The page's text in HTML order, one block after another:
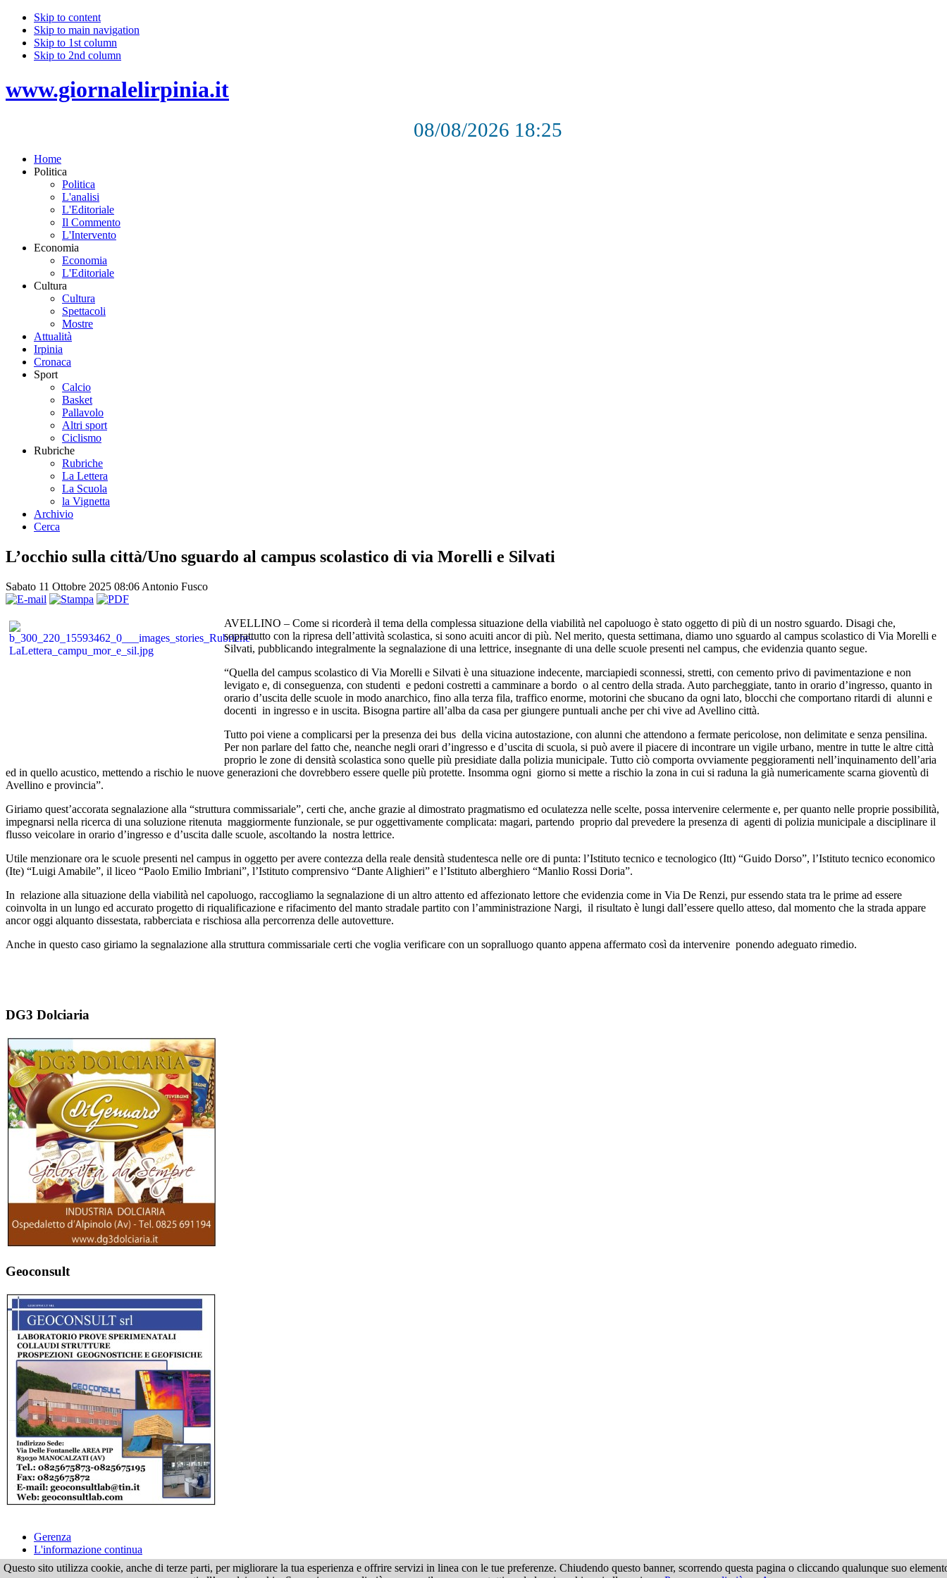
Skip to content
Skip to main navigation
Skip to 1st column
Skip to 2nd column
www.giornalelirpinia.it
08/08/2026 18:25
Home
Politica
Politica
L'analisi
L'Editoriale
Il Commento
L'Intervento
Economia
Economia
L'Editoriale
Cultura
Cultura
Spettacoli
Mostre
Attualità
Irpinia
Cronaca
Sport
Calcio
Basket
Pallavolo
Altri sport
Ciclismo
Rubriche
Rubriche
La Lettera
La Scuola
la Vignetta
Archivio
Cerca
L’occhio sulla città/Uno sguardo al campus scolastico di via Morelli e Silvati
Sabato 11 Ottobre 2025 08:06 Antonio Fusco
AVELLINO – Come si ricorderà il tema della complessa situazione della viabilità nel capoluogo è stato oggetto di più di un nostro sguardo. Disagi che,
soprattutto con la ripresa dell’attività scolastica, si sono acuiti ancor di più. Nel merito, questa settimana, diamo uno sguardo al campus scolastico di Via Morelli e
Silvati, pubblicando integralmente la segnalazione di una lettrice, insegnante di una delle scuole presenti nel campus, che evidenzia quanto segue.
“Quella del campus scolastico di Via Morelli e Silvati è una situazione indecente, marciapiedi sconnessi, stretti, con cemento privo di pavimentazione e non
levigato e, di conseguenza, con studenti e pedoni costretti a camminare a bordo o al centro della strada. Auto parcheggiate, tanto in orario d’ingresso, quanto in
orario d’uscita delle scuole in modo anarchico, fino alla terza fila, traffico enorme, motorini che sbucano da ogni lato, blocchi che comportano ritardi di alunni e
docenti in ingresso e in uscita. Bisogna partire all’alba da casa per giungere puntuali anche per chi vive ad Avellino città.
Tutto poi viene a complicarsi per la presenza dei bus della vicina autostazione, con alunni che attendono a fermate pericolose, non delimitate e senza pensilina.
Per non parlare del fatto che, neanche negli orari d’ingresso e d’uscita di scuola, si può avere il piacere di incontrare un vigile urbano, mentre in tutte le altre città
proprio le zone di densità scolastica sono quelle più presidiate dalla polizia municipale. Tutto ciò comporta ovviamente peggioramenti nell’inquinamento dell’aria
ed in quello acustico, mettendo a rischio le nuove generazioni che dovrebbero essere quelle più protette. Insomma ogni giorno si mette a rischio la zona in cui si raduna la già numericamente scarna gioventù di
Avellino e provincia”.
Giriamo quest’accorata segnalazione alla “struttura commissariale”, certi che, anche grazie al dimostrato pragmatismo ed oculatezza nelle scelte, possa intervenire celermente e, per quanto nelle proprie possibilità,
impegnarsi nella ricerca di una soluzione ritenuta maggiormente funzionale, se pur oggettivamente complicata: magari, partendo proprio dal prevedere la presenza di agenti di polizia municipale a disciplinare il
flusso veicolare in orario d’ingresso e d’uscita dalle scuole, ascoltando la nostra lettrice.
Utile menzionare ora le scuole presenti nel campus in oggetto per avere contezza della reale densità studentesca nelle ore di punta: l’Istituto tecnico e tecnologico (Itt) “Guido Dorso”, l’Istituto tecnico economico
(Ite) “Luigi Amabile”, il liceo “Paolo Emilio Imbriani”, l’Istituto comprensivo “Dante Alighieri” e l’Istituto alberghiero “Manlio Rossi Doria”.
In relazione alla situazione della viabilità nel capoluogo, raccogliamo la segnalazione di un altro attento ed affezionato lettore che evidenzia come in Via De Renzi, pur essendo stata tra le prime ad essere
coinvolta in un lungo ed accurato progetto di riqualificazione e rifacimento del manto stradale partito con l’amministrazione Nargi, il risultato è lungi dall’essere quello atteso, dal momento che la strada appare
ancor oggi alquanto dissestata, rabberciata e rischiosa alla percorrenza delle autovetture.
Anche in questo caso giriamo la segnalazione alla struttura commissariale certi che voglia verificare con un sopralluogo quanto appena affermato così da intervenire ponendo adeguato rimedio.
DG3 Dolciaria
Geoconsult
Gerenza
L'informazione continua
Tutti i diritti sono riservati. Nessuna parte del sito può essere riprodotta senza autorizzazione dell'editore.
Questo sito utilizza cookie, anche di terze parti, per migliorare la tua esperienza e offrire servizi in linea con le tue preferenze. Chiudendo questo banner, scorrendo questa pagina o cliccando qualunque suo